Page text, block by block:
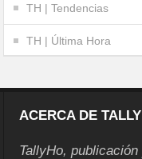
TH | Tendencias
TH | Última Hora
ACERCA DE
TallyHo,